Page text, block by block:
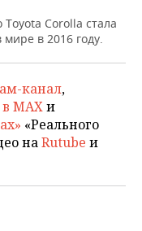
Toyota Corolla стала
в 2016 году.
канал,
MAXи
«Реального
наRutube и